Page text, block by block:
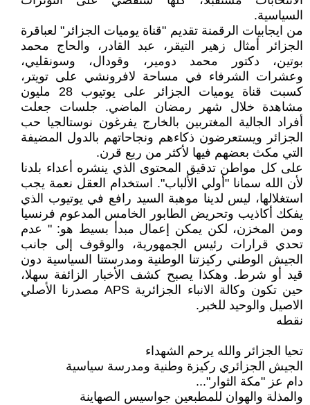
السياسية.
من ايجابيات الرقمنة تقديم "قناة يوميات الجزائر" لعباقرة
الجزائر أمثال زهير التيقر، عبد القادر، والحاج محمد
بوتين، دكتور محمد دومير، وقودال، وسونقليي،
وعشرات الشرفاء في مساحة لافرونشي على تويتر،
كسبت قناة يوميات الجزائر على يوتيوب 28 مليون
مشاهدة خلال شهر رمضان الماضي. جلسات جعلت
أفراد الجالية المغتربين بالخارج يفرغون نوستالجيا حب
الجزائر ويستعرضون ذكاءهم ونجاحاتهم بالدول المضيفة
التي مكث بعضهم فيها لأكثر من ربع قرن.
على كل مواطن تدقيق المحتوى الذي ينشره أعداء بلدنا
لأن الله سمانا "أولي الألباب". استخدام العقل نعمة يجب
استغلالها، ليس لدينا موهبة السيد رافع في يوتيوب الذي
يفكك أكاذيب وتحريض الطابور الخامس المدعوم فرنسيا
ومن المخزن، لكن يمكن إعمال مبدأ بسيط هو: " عدم
تحدي قرارات رئيس الجمهورية، والوقوف إلى جانب
الجيش الوطني ركيزتنا الوطنية ومدرستنا السياسية دون
قيد أو شرط. وهكذا يصبح كشف الأخبار الزائفة سهلا،
حين تكون وكالة الانباء الجزائرية APS مصدرنا الأصلي
الاصيل والوحيد للخبر.
نقطه
تحيا الجزائر والله يرحم الشهداء
الجيش الجزائري ركيزة وطنية ومدرسة سياسية
دام عز "مكة الثوار"...
والمذلة والهوان للمطبعين جواسيس الصهاينة